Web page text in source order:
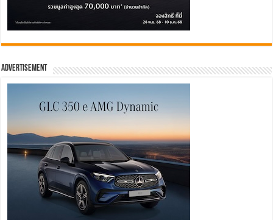
Advertisement